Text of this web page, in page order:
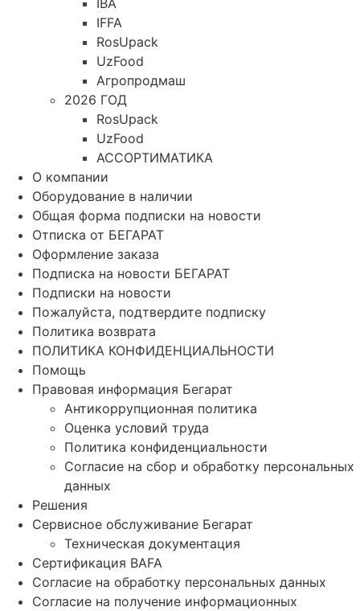
IFFA
RosUpack
UzFood
Агропродмаш
2026 ГОД
RosUpack
UzFood
АССОРТИМАТИКА
О компании
Оборудование в наличии
Общая форма подписки на новости
Отписка от БЕГАРАТ
Оформление заказа
Подписка на новости БЕГАРАТ
Подписки на новости
Пожалуйста, подтвердите подписку
Политика возврата
ПОЛИТИКА КОНФИДЕНЦИАЛЬНОСТИ
Помощь
Правовая информация Бегарат
Антикоррупционная политика
Оценка условий труда
Политика конфиденциальности
Согласие на сбор и обработку персональных
данных
Решения
Сервисное обслуживание Бегарат
Техническая документация
Сертификация BAFA
Согласие на обработку персональных данных
Согласие на получение информационных